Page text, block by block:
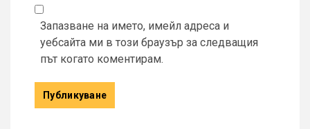
Запазване на името, имейл адреса и
уебсайта ми в този браузър за следващия
път когато коментирам.